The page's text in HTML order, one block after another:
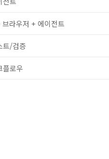
브라우저 + 에이전트
트/검증
플로우